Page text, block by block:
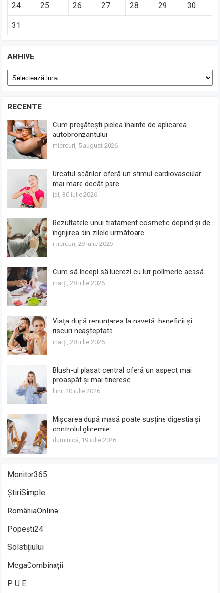
24 25 26 27 28 29 30
31
ARHIVE
Arhive
RECENTE
Cum pregătești pielea înainte de aplicarea
autobronzantului
miercuri, 5 august 2026
Urcatul scărilor oferă un stimul cardiovascular
mai mare decât pare
joi, 30 iulie 2026
Rezultatele unui tratament cosmetic depind și de
îngrijirea din zilele următoare
miercuri, 29 iulie 2026
Cum să începi să lucrezi cu lut polimeric acasă
marți, 28 iulie 2026
Viața după renunțarea la navetă: beneficii și
riscuri neașteptate
marți, 28 iulie 2026
Blush-ul plasat central oferă un aspect mai
proaspăt și mai tineresc
luni, 20 iulie 2026
Mișcarea după masă poate susține digestia și
controlul glicemiei
duminică, 19 iulie 2026
Monitor365
ȘtiriSimple
RomâniaOnline
Popești24
Solstițiului
MegaCombinații
P U E